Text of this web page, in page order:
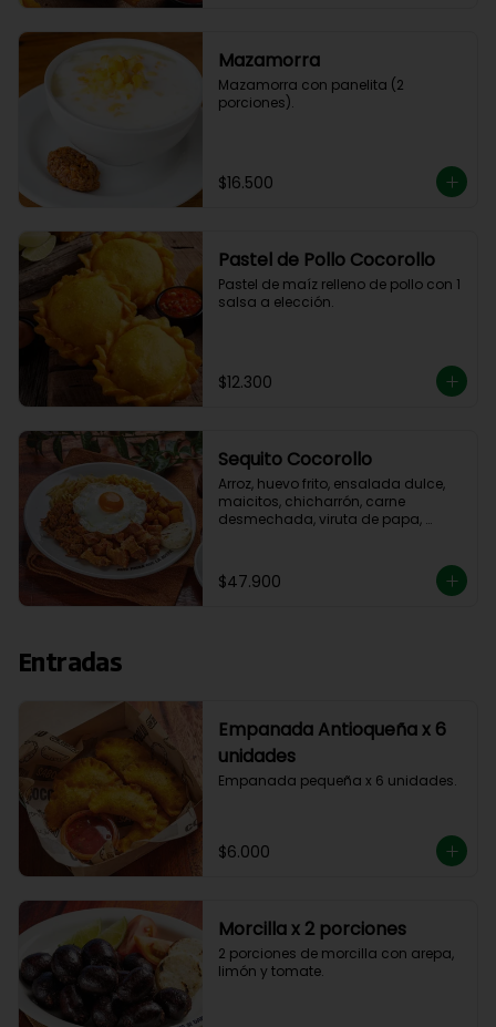
Mazamorra
Mazamorra con panelita (2
porciones).
$16.500
Pastel de Pollo Cocorollo
Pastel de maíz relleno de pollo con 1
salsa a elección.
$12.300
Sequito Cocorollo
Arroz, huevo frito, ensalada dulce,
maicitos, chicharrón, carne
desmechada, viruta de papa,
$47.900
Entradas
Empanada Antioqueña x 6
unidades
Empanada pequeña x 6 unidades.
$6.000
Morcilla x 2 porciones
2 porciones de morcilla con arepa,
limón y tomate.